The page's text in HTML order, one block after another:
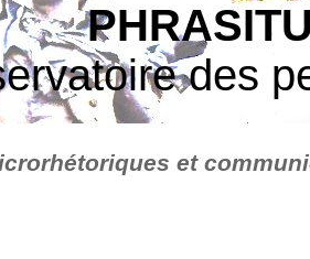
des
et